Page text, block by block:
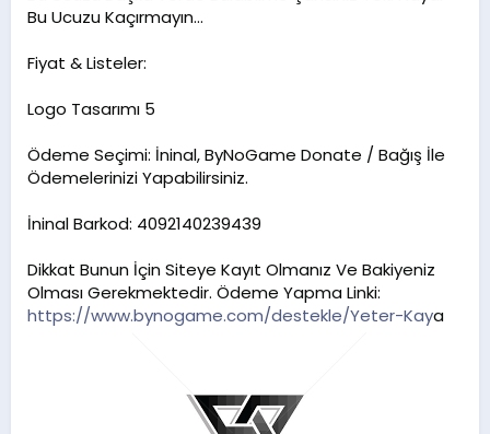
i
Bu Ucuzu Kaçırmayın...
Fiyat & Listeler:
Logo Tasarımı 5
Ödeme Seçimi: İninal, ByNoGame Donate / Bağış İle
Ödemelerinizi Yapabilirsiniz.
İninal Barkod: 4092140239439
Dikkat Bunun İçin Siteye Kayıt Olmanız Ve Bakiyeniz
Olması Gerekmektedir. Ödeme Yapma Linki:
https://www.bynogame.com/destekle/Yeter-Kaya